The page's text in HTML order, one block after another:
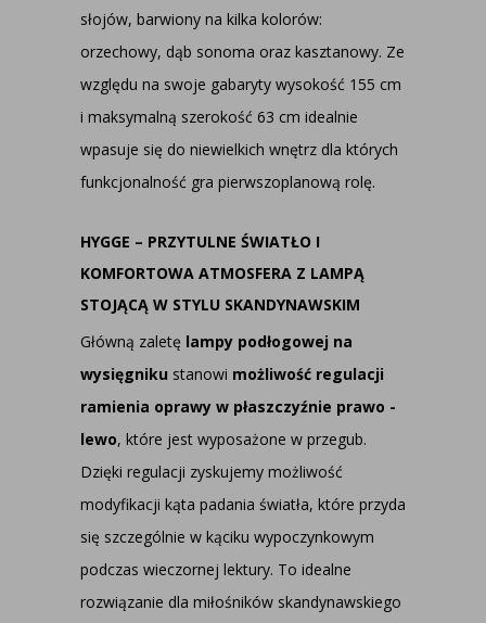
słojów, barwiony na kilka kolorów:
orzechowy, dąb sonoma oraz kasztanowy. Ze
względu na swoje gabaryty wysokość 155 cm
i maksymalną szerokość 63 cm idealnie
wpasuje się do niewielkich wnętrz dla których
funkcjonalność gra pierwszoplanową rolę.
HYGGE – PRZYTULNE ŚWIATŁO I
KOMFORTOWA ATMOSFERA Z LAMPĄ
STOJĄCĄ W STYLU SKANDYNAWSKIM
Główną zaletę lampy podłogowej na
wysięgniku stanowi możliwość regulacji
ramienia oprawy w płaszczyźnie prawo -
lewo, które jest wyposażone w przegub.
Dzięki regulacji zyskujemy możliwość
modyfikacji kąta padania światła, które przyda
się szczególnie w kąciku wypoczynkowym
podczas wieczornej lektury. To idealne
rozwiązanie dla miłośników skandynawskiego